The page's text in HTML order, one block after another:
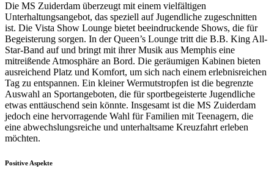
Die MS Zuiderdam überzeugt mit einem vielfältigen
Unterhaltungsangebot, das speziell auf Jugendliche zugeschnitten
ist. Die Vista Show Lounge bietet beeindruckende Shows, die für
Begeisterung sorgen. In der Queen’s Lounge tritt die B.B. King All-
Star-Band auf und bringt mit ihrer Musik aus Memphis eine
mitreißende Atmosphäre an Bord. Die geräumigen Kabinen bieten
ausreichend Platz und Komfort, um sich nach einem erlebnisreichen
Tag zu entspannen. Ein kleiner Wermutstropfen ist die begrenzte
Auswahl an Sportangeboten, die für sportbegeisterte Jugendliche
etwas enttäuschend sein könnte. Insgesamt ist die MS Zuiderdam
jedoch eine hervorragende Wahl für Familien mit Teenagern, die
eine abwechslungsreiche und unterhaltsame Kreuzfahrt erleben
möchten.
Positive Aspekte